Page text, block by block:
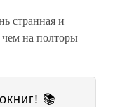
странная и
чем на полторы
📚